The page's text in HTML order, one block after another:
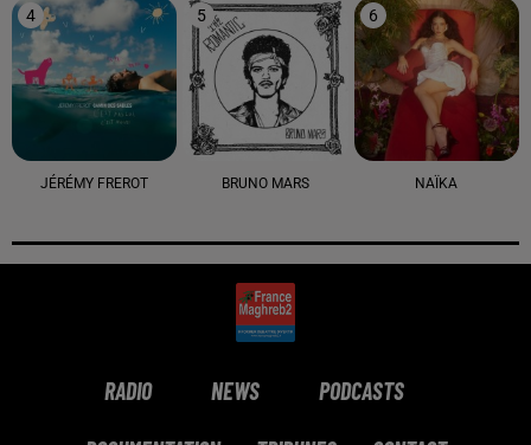
4
JÉRÉMY FREROT
5
BRUNO MARS
6
NAÏKA
RADIO NEWS PODCASTS